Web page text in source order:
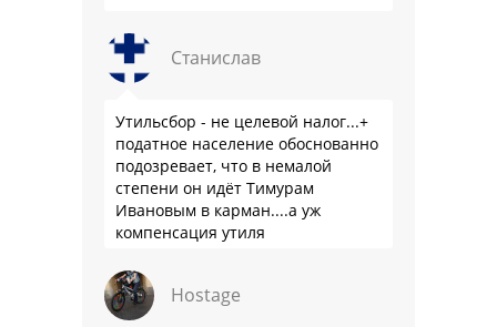
Станислав
Утильсбор - не целевой налог...+
податное население обоснованно
подозревает, что в немалой
степени он идёт Тимурам
Ивановым в карман....а уж
компенсация утиля
что прям эталон коррупции
Hostage